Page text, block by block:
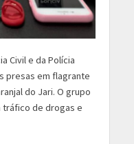
Civil e da Polícia
presas em flagrante
do Jari. O grupo
de drogas e